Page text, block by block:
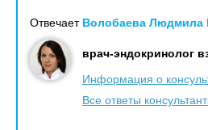
Отвечает Волобаева Людмила
врач-эндокринолог
Информация о
Все ответы